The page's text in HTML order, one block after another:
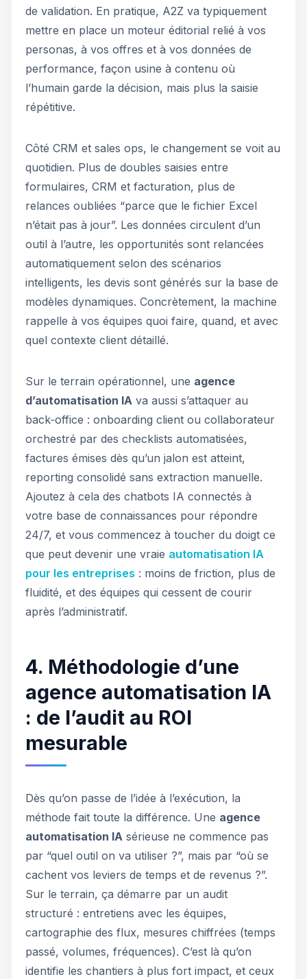
de validation. En pratique, A2Z va typiquement
mettre en place un moteur éditorial relié à vos
personas, à vos offres et à vos données de
performance, façon usine à contenu où
l’humain garde la décision, mais plus la saisie
répétitive.
Côté CRM et sales ops, le changement se voit au
quotidien. Plus de doubles saisies entre
formulaires, CRM et facturation, plus de
relances oubliées “parce que le fichier Excel
n’était pas à jour”. Les données circulent d’un
outil à l’autre, les opportunités sont relancées
automatiquement selon des scénarios
intelligents, les devis sont générés sur la base de
modèles dynamiques. Concrètement, la machine
rappelle à vos équipes quoi faire, quand, et avec
quel contexte client détaillé.
Sur le terrain opérationnel, une agence
d’automatisation IA va aussi s’attaquer au
back‑office : onboarding client ou collaborateur
orchestré par des checklists automatisées,
factures émises dès qu’un jalon est atteint,
reporting consolidé sans extraction manuelle.
Ajoutez à cela des chatbots IA connectés à
votre base de connaissances pour répondre
24/7, et vous commencez à toucher du doigt ce
que peut devenir une vraie automatisation IA
pour les entreprises : moins de friction, plus de
fluidité, et des équipes qui cessent de courir
après l’administratif.
4. Méthodologie d’une
agence automatisation IA
: de l’audit au ROI
mesurable
Dès qu’on passe de l’idée à l’exécution, la
méthode fait toute la différence. Une agence
automatisation IA sérieuse ne commence pas
par “quel outil on va utiliser ?”, mais par “où se
cachent vos leviers de temps et de revenus ?”.
Sur le terrain, ça démarre par un audit
structuré : entretiens avec les équipes,
cartographie des flux, mesures chiffrées (temps
passé, volumes, fréquences). C’est là qu’on
identifie les chantiers à plus fort impact, et ceux